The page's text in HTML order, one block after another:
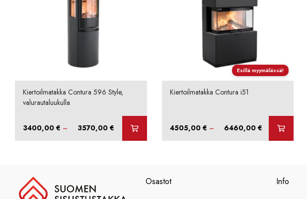
Kiertoilmatakka Contura 596 Style,
valurautaluukulla
3400,00 € – 3570,00 € Hintaluokka:
Esillä myymälässä!
Kiertoilmatakka Contura i51
4505,00 € – 6460,00 €Hintaluokka:
Osastot Info